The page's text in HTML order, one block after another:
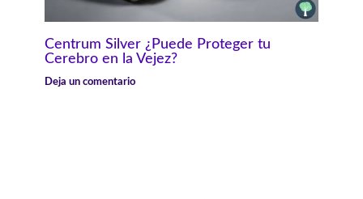
Centrum Silver ¿Puede Proteger tu
Cerebro en la Vejez?
Deja un comentario